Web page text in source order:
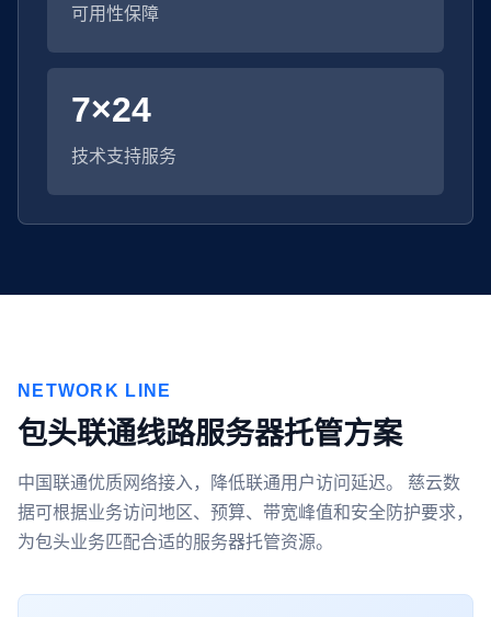
可用性保障
7×24
技术支持服务
NETWORK LINE
包头联通线路服务器托管方案
中国联通优质网络接入，降低联通用户访问延迟。 慈云数
据可根据业务访问地区、预算、带宽峰值和安全防护要求，
为包头业务匹配合适的服务器托管资源。